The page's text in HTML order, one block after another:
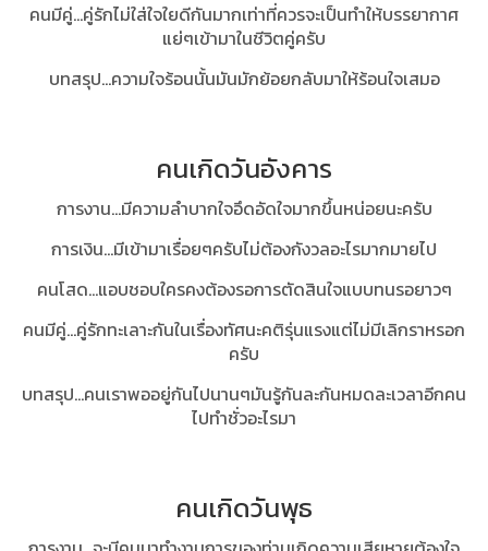
คนมีคู่...คู่รักไม่ใส่ใจใยดีกันมากเท่าที่ควรจะเป็นทำให้บรรยากาศ
แย่ๆเข้ามาในชีวิตคู่ครับ
บทสรุป...ความใจร้อนนั้นมันมักย้อยกลับมาให้ร้อนใจเสมอ
คนเกิดวันอังคาร
การงาน...มีความลำบากใจอึดอัดใจมากขึ้นหน่อยนะครับ
การเงิน...มีเข้ามาเรื่อยๆครับไม่ต้องกังวลอะไรมากมายไป
คนโสด...แอบชอบใครคงต้องรอการตัดสินใจแบบทนรอยาวๆ
คนมีคู่...คู่รักทะเลาะกันในเรื่องทัศนะคติรุ่นแรงแต่ไม่มีเลิกราหรอก
ครับ
บทสรุป...คนเราพออยู่กันไปนานๆมันรู้กันละกันหมดละเวลาอีกคน
ไปทำชั่วอะไรมา
คนเกิดวันพุธ